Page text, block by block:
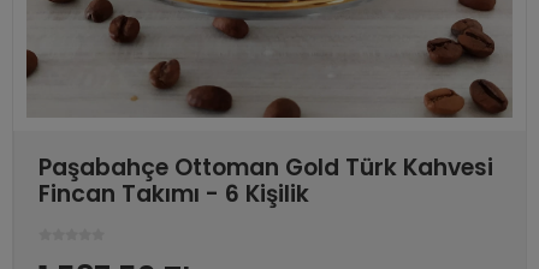
Paşabahçe Ottoman Gold Türk Kahvesi
Fincan Takımı - 6 Kişilik